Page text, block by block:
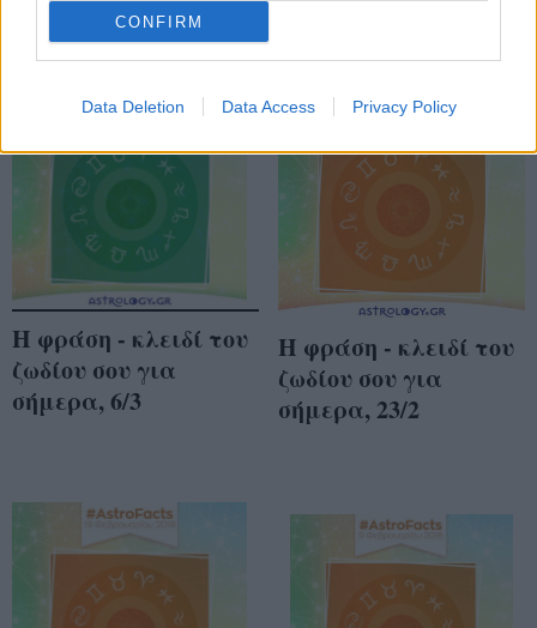
CONFIRM
Data Deletion Data Access Privacy Policy
Η φράση - κλειδί του
ζωδίου σου για
σήμερα, 6/3
Η φράση - κλειδί του
ζωδίου σου για
σήμερα, 23/2